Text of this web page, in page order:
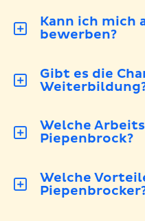
Kann ich mich
bewerben?
Gibt es die
Welche
Piepenbrock?
Welche